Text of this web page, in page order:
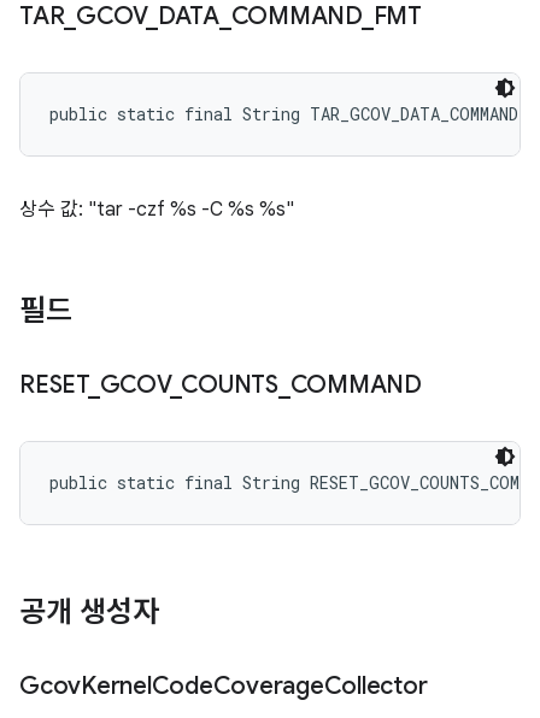
TAR_ GCOV_ DATA_ COMMAND_ FMT
public static final String
상수 값: "tar -czf %s -C %s %s"
필드
RESET_ GCOV_ COUNTS_ COMMAND
public static final String
공개 생성자
GcovKernelCodeCoverageCollector